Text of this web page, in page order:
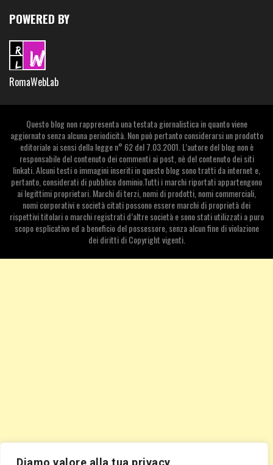
Diamo valore alla tua privacy
POWERED BY
RomaWebLab
Questo blog non rappresenta una testata giornalistica in quanto viene
aggiornato senza alcuna periodicità. Non può pertanto considerarsi un prodotto
editoriale ai sensi della legge n° 62 del 7.03.2001. L’autore del blog non è
responsabile del contenuto dei commenti ai post, nè del contenuto dei siti
linkati. Alcuni testi o immagini inseriti in questo blog sono tratti da internet e,
pertanto, considerati di pubblico dominio.Tutti i marchi riportati appartengono
ai legittimi proprietari. Marchi di terzi, nomi di prodotti, nomi commerciali,
nomi corporativi e società citati possono essere marchi di proprietà dei
rispettivi titolari o marchi registrati d’altre società e sono stati utilizzati a puro
scopo esplicativo ed a beneficio del possessore, senza alcun fine di violazione
dei diritti di Copyright vigenti.